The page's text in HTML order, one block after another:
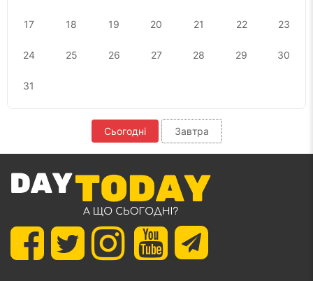
17 18 19 20 21 22 23
24 25 26 27 28 29 30
31
Сьогодні Завтра